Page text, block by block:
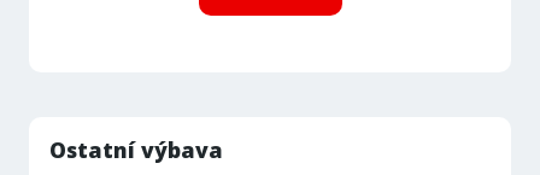
Ostatní výbava